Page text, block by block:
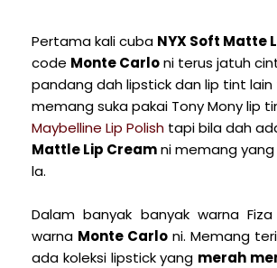
Pertama kali cuba NYX Soft Matte
code Monte Carloni terus jatuh
pandang dah lipstick dan lip tint lain
memang suka pakai Tony Mony lip
Maybelline Lip Polish tapi bila dah
Mattle Lip Creamni memang yang
la.
Dalam banyak banyak warna
warna Monte Carlo ni. Memang
ada koleksi lipstick yang merah